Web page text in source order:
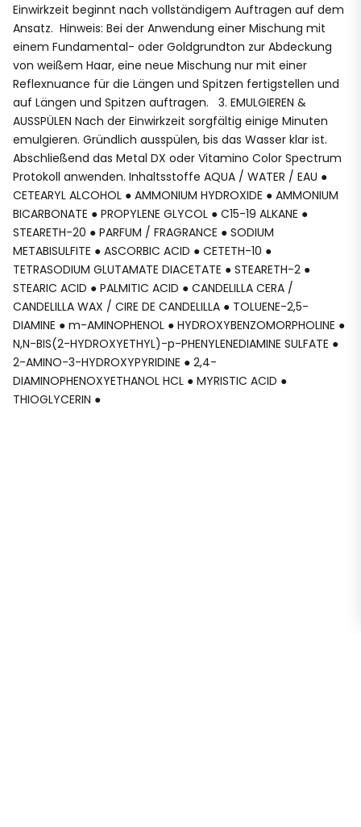
Einwirkzeit beginnt nach vollständigem Auftragen auf dem
Ansatz. Hinweis: Bei der Anwendung einer Mischung mit
einem Fundamental- oder Goldgrundton zur Abdeckung
von weißem Haar, eine neue Mischung nur mit einer
Reflexnuance für die Längen und Spitzen fertigstellen und
auf Längen und Spitzen auftragen. 3. EMULGIEREN &
AUSSPÜLEN Nach der Einwirkzeit sorgfältig einige Minuten
emulgieren. Gründlich ausspülen, bis das Wasser klar ist.
Abschließend das Metal DX oder Vitamino Color Spectrum
Protokoll anwenden. Inhaltsstoffe AQUA / WATER / EAU ●
CETEARYL ALCOHOL ● AMMONIUM HYDROXIDE ● AMMONIUM
BICARBONATE ● PROPYLENE GLYCOL ● C15-19 ALKANE ●
STEARETH-20 ● PARFUM / FRAGRANCE ● SODIUM
METABISULFITE ● ASCORBIC ACID ● CETETH-10 ●
TETRASODIUM GLUTAMATE DIACETATE ● STEARETH-2 ●
STEARIC ACID ● PALMITIC ACID ● CANDELILLA CERA /
CANDELILLA WAX / CIRE DE CANDELILLA ● TOLUENE-2,5-
DIAMINE ● m-AMINOPHENOL ● HYDROXYBENZOMORPHOLINE ●
N,N-BIS(2-HYDROXYETHYL)-p-PHENYLENEDIAMINE SULFATE ●
2-AMINO-3-HYDROXYPYRIDINE ● 2,4-
DIAMINOPHENOXYETHANOL HCL ● MYRISTIC ACID ●
THIOGLYCERIN ●